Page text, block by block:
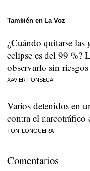
También en La Voz
¿Cuándo quitarse las
eclipse es del 99 %?
observarlo sin riesgos
XAVIER FONSECA
Varios detenidos en
contra el narcotráfico
TONI LONGUEIRA
Comentarios